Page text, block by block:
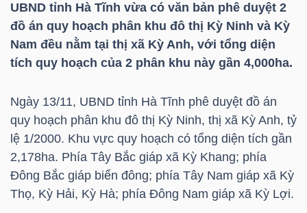
UBND tỉnh Hà Tĩnh vừa có văn bản phê duyệt 2
đồ án quy hoạch phân khu đô thị Kỳ Ninh và Kỳ
Nam đều nằm tại thị xã Kỳ Anh, với tổng diện
tích quy hoạch của 2 phân khu này gần 4,000ha.
Ngày 13/11, UBND tỉnh Hà Tĩnh phê duyệt đồ án
quy hoạch phân khu đô thị Kỳ Ninh, thị xã Kỳ Anh, tỷ
lệ 1/2000. Khu vực quy hoạch có tổng diện tích gần
2,178ha. Phía Tây Bắc giáp xã Kỳ Khang; phía
Đông Bắc giáp biển đông; phía Tây Nam giáp xã Kỳ
Thọ, Kỳ Hải, Kỳ Hà; phía Đông Nam giáp xã Kỳ Lợi.
BẤT
ĐỘNG
CHÍNH